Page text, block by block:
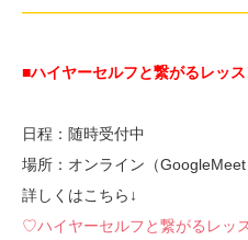
■ハイヤーセルフと繋がるレッ
日程：随時受付中
場所：オンライン（GoogleMeet
詳しくはこちら↓
♡ハイヤーセルフと繋がるレッ